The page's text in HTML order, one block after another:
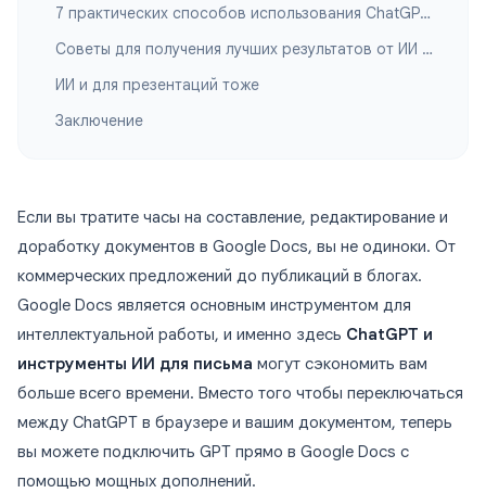
7 практических способов использования ChatGPT в Google Docs
Советы для получения лучших результатов от ИИ в Google Docs
ИИ и для презентаций тоже
Заключение
Если вы тратите часы на составление, редактирование и
доработку документов в Google Docs, вы не одиноки. От
коммерческих предложений до публикаций в блогах.
Google Docs является основным инструментом для
интеллектуальной работы, и именно здесь ChatGPT и
инструменты ИИ для письма могут сэкономить вам
больше всего времени. Вместо того чтобы переключаться
между ChatGPT в браузере и вашим документом, теперь
вы можете подключить GPT прямо в Google Docs с
помощью мощных дополнений.